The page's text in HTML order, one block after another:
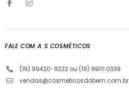
FALE COM A S COSMÉTICOS
(19) 99420-9222 ou (19) 99111 0339
vendas@cosmeticosdobem.com.br